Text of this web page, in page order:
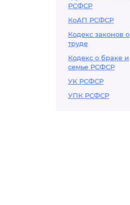
РСФСР
КоАП РСФСР
Кодекс законов о
труде
Кодекс о браке и
семье РСФСР
УК РСФСР
УПК РСФСР